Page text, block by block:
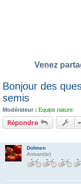
Venez
Bonjour des
semis
Modérateur : Equipe nature
Répondre
Dolmen
Arrivant(e)